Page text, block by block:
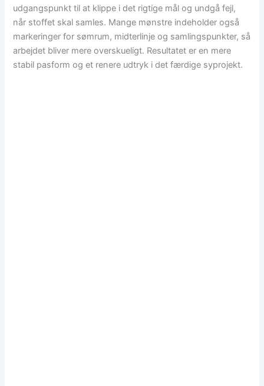
udgangspunkt til at klippe i det rigtige mål og undgå fejl,
når stoffet skal samles. Mange mønstre indeholder også
markeringer for sømrum, midterlinje og samlingspunkter, så
arbejdet bliver mere overskueligt. Resultatet er en mere
stabil pasform og et renere udtryk i det færdige syprojekt.